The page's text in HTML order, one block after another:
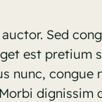
Sed
est pretium
nunc, congue
dignissim